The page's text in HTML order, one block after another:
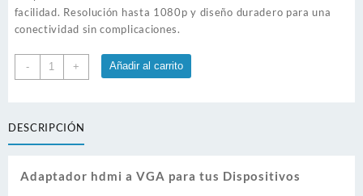
facilidad. Resolución hasta 1080p y diseño duradero para una
conectividad sin complicaciones.
-
Adaptador
hdmi
UNNOTekno
cantidad
+ Añadir al carrito
DESCRIPCIÓN
Adaptador hdmi a VGA para tus Dispositivos